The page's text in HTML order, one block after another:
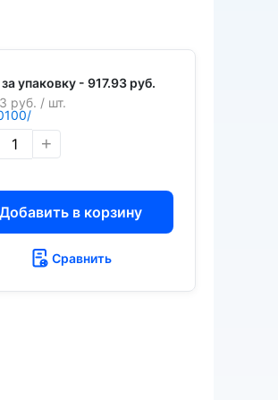
упаковку - 917.93 руб.
руб. / шт.
+
Добавить в корзину
Сравнить